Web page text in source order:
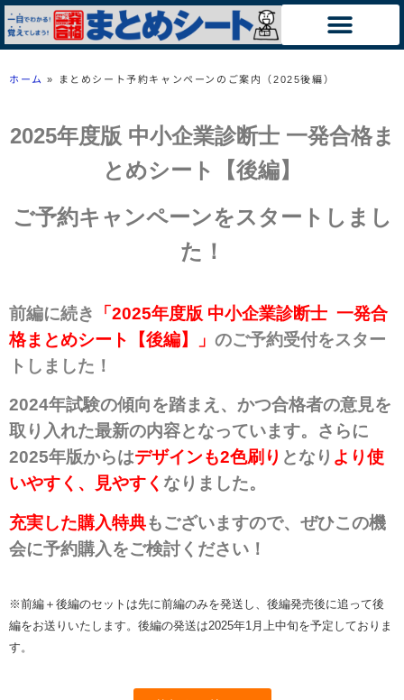
ホーム » まとめシート予約キャンペーンのご案内（2025後編）
2025年度版 中小企業診断士 一発合格ま
とめシート【後編】
ご予約キャンペーンをスタートしまし
た！
前編に続き
「2025年度版 中小企業診断士 一発合
格まとめシート【後編】」 のご予約受付をスター
トしました ！
2024年試験の傾向を踏まえ、かつ合格者の意見を
取り入れた最新の内容となっています。さらに
2025年版からはデザインも2色刷り となり より使
いやすく、見やすく なりました。
充実した購入特典もございますので、ぜひこの機
会に予約購入をご検討ください！
※前編＋後編のセットは先に前編のみを発送し、後編発売後に追って後
編をお送りいたします。後編の発送は2025年1月上中旬を予定しておりま
す。